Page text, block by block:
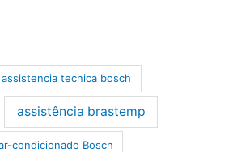
assistencia tecnica bosch
assistência brastemp
condicionado Bosch